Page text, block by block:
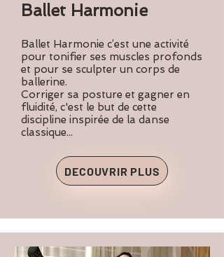
Ballet Harmonie
Ballet Harmonie c’est une activité
pour tonifier ses muscles profonds
et pour se sculpter un corps de
ballerine.
Corriger sa posture et gagner en
fluidité, c'est le but de cette
discipline inspirée de la danse
classique...
DECOUVRIR PLUS